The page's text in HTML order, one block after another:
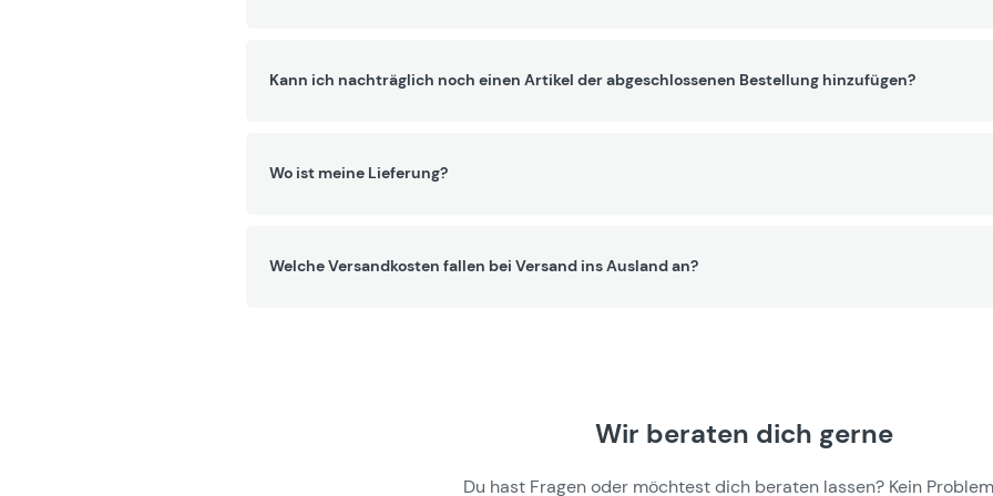
Kann ich nachträglich noch einen Artikel der abgeschlossenen Bestellung hinzufügen?
Wo ist meine Lieferung?
Welche Versandkosten fallen bei Versand ins Ausland an?
Wir beraten dich gerne
Du hast Fragen oder möchtest dich beraten lassen? Kein